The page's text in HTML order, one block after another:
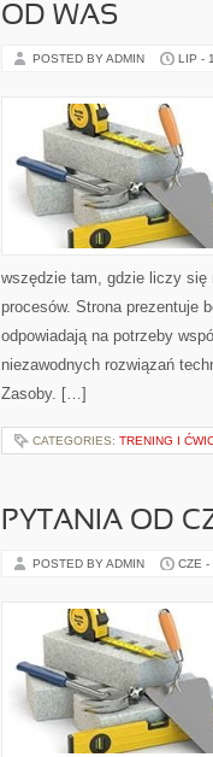
OD WAS
POSTED BY ADMIN LIP -
wszędzie tam, gdzie liczy się
procesów. Strona prezentuje
odpowiadają na potrzeby
niezawodnych rozwiązań
Zasoby. […]
CATEGORIES: TRENING I
PYTANIA OD
POSTED BY ADMIN CZE -